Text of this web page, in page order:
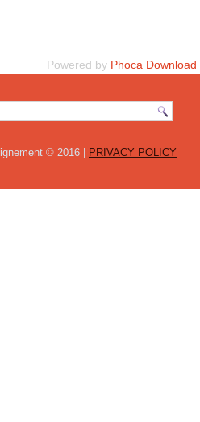
Powered by Phoca Download
© 2016 | PRIVACY POLICY